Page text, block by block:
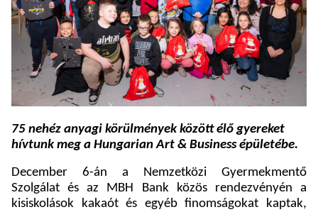
75 nehéz anyagi körülmények között élő gyereket
hívtunk meg a Hungarian Art & Business épületébe.
December 6-án a Nemzetközi Gyermekmentő
Szolgálat és az MBH Bank közös rendezvényén a
kisiskolások kakaót és egyéb finomságokat kaptak,